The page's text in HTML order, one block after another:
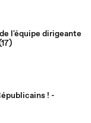
l'équipe dirigeante
! -